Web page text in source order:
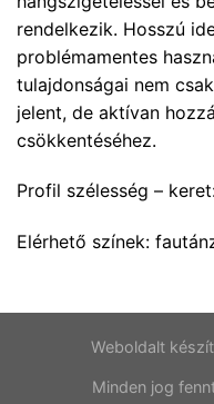
rendelkezik. Hosszú
problémamentes
tulajdonságai nem
jelent, de aktívan
csökkentéséhez.
Profil szélesség –
Elérhető színek:
Weboldalt
Minden jog